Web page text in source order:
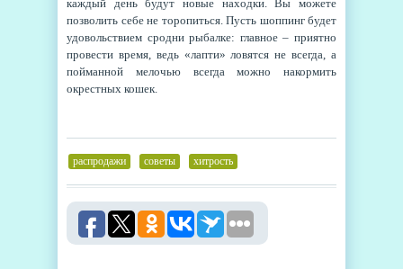
каждый день будут новые находки. Вы можете
позволить себе не торопиться. Пусть шоппинг будет
удовольствием сродни рыбалке: главное – приятно
провести время, ведь «лапти» ловятся не всегда, а
пойманной мелочью всегда можно накормить
окрестных кошек.
распродажи советы хитрость